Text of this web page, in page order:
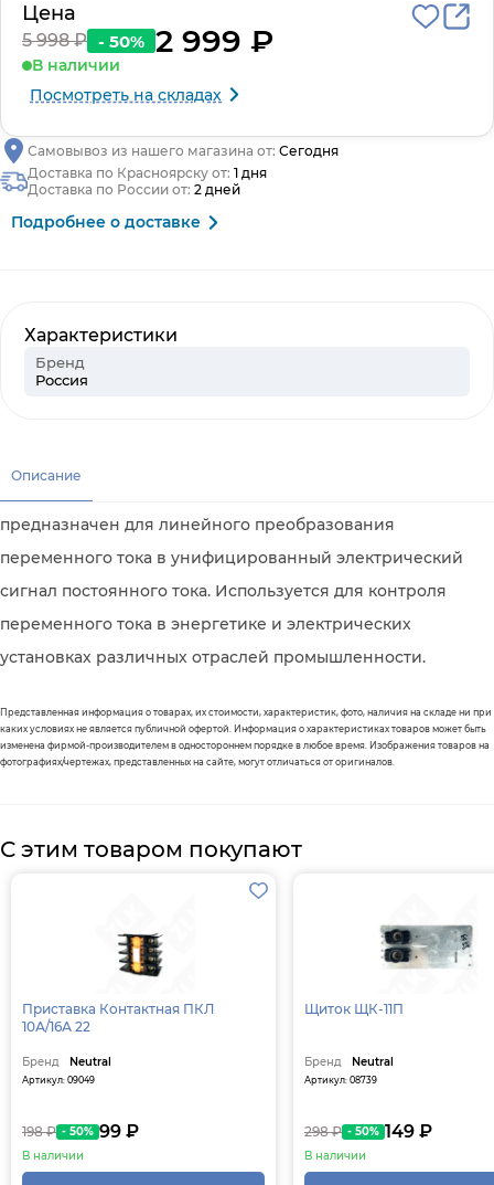
Характеристики
Бренд
Россия
Цена
5 998 ₽ - 50% 2 999 ₽
В наличии
Посмотреть на складах
Самовывоз из нашего магазина от: Сегодня
Доставка по Красноярску от: 1 дня
Доставка по России от: 2 дней
Подробнее о доставке
Описание
предназначен для линейного преобразования
переменного тока в унифицированный электрический
сигнал постоянного тока. Используется для контроля
переменного тока в энергетике и электрических
установках различных отраслей промышленности.
Представленная информация о товарах, их стоимости, характеристик, фото, наличия на складе ни при
каких условиях не является публичной офертой. Информация о характеристиках товаров может быть
изменена фирмой-производителем в одностороннем порядке в любое время. Изображения товаров на
фотографиях/чертежах, представленных на сайте, могут отличаться от оригиналов.
С этим товаром покупают
Приставка Контактная ПКЛ
10А/16А 22
Бренд Neutral
Артикул: 09049
198 ₽ - 50% 99 ₽
В наличии
Щиток ЩК-11П
Бренд Neutral
Артикул: 08739
298 ₽ - 50% 149 ₽
В наличии